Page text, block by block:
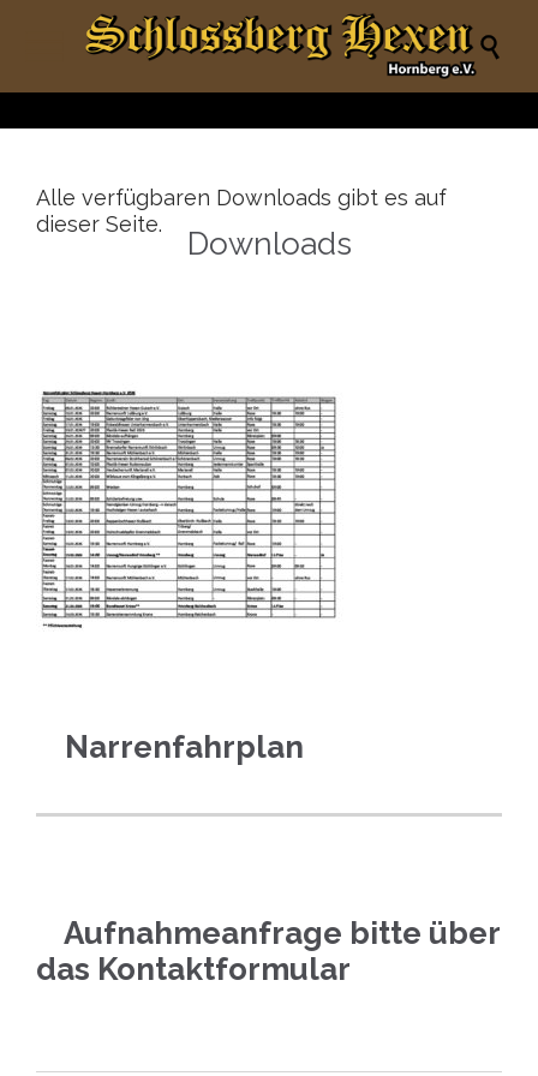

Alle verfügbaren Downloads gibt es auf
dieser Seite.
Downloads
Narrenfahrplan
Aufnahmeanfrage bitte über
das Kontaktformular